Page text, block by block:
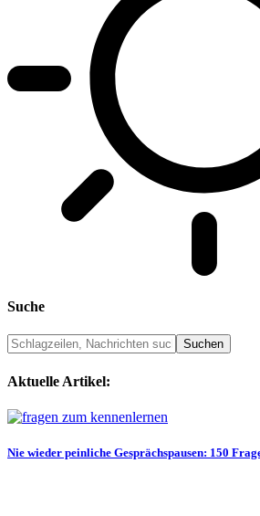
Suche
Aktuelle Artikel:
Nie wieder peinliche Gesprächspausen: 150